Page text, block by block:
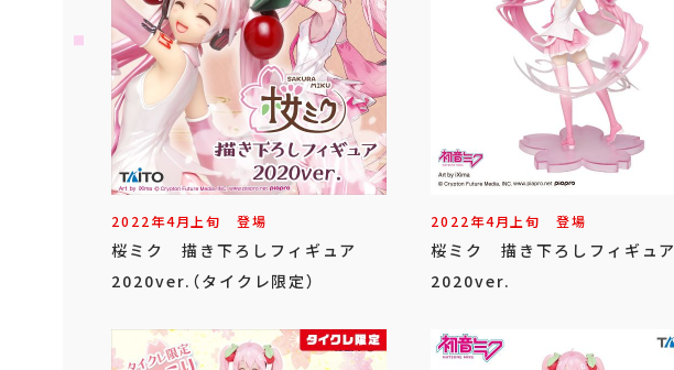
2022年4月上旬 登場
桜ミク 描き下ろしフィギュア
2020ver.（タイクレ限定）
2022年4月上旬 登場
桜ミク 描き下ろしフィギュア
2020ver.